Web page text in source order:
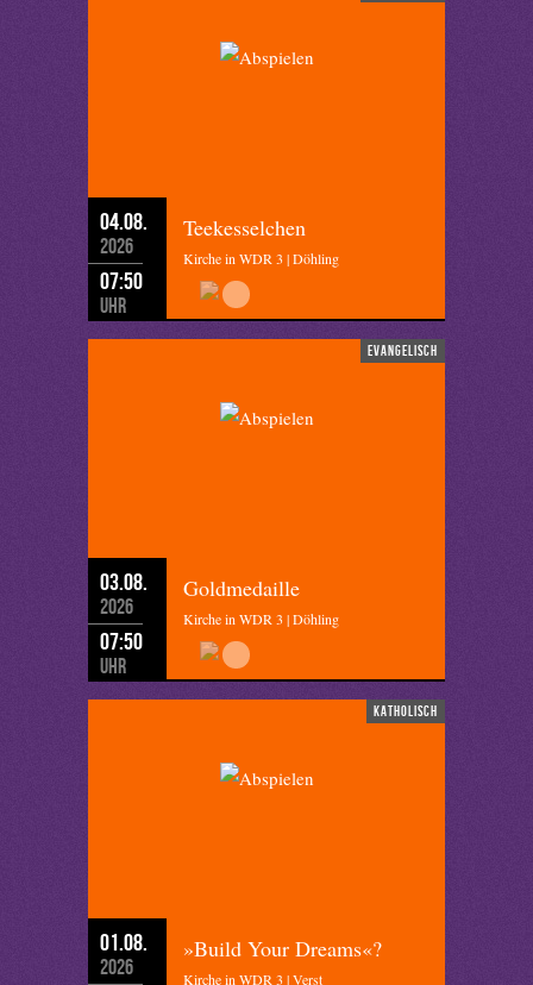
04.08.
2026
07:50
Uhr
Teekesselchen
Kirche in WDR 3 | Döhling
evangelisch
03.08.
2026
07:50
Uhr
Goldmedaille
Kirche in WDR 3 | Döhling
katholisch
01.08.
2026
»Build Your Dreams«?
Kirche in WDR 3 | Verst